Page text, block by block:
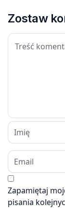
Zostaw
Zapamiętaj
pisania